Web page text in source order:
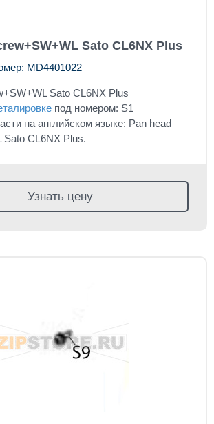
Sato CL6NX Plus
MD4401022
Sato CL6NX Plus
под номером: S1
на английском языке: Pan head
CL6NX Plus.
Узнать цену